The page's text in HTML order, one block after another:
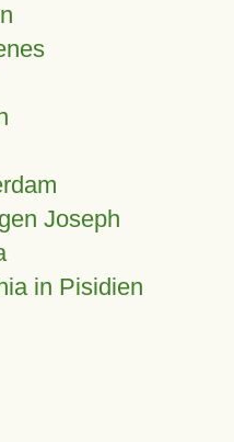
Joseph
in Pisidien